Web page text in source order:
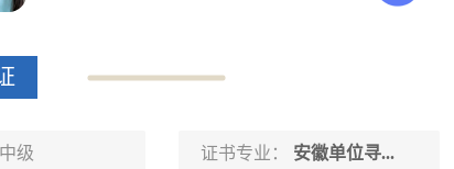
中级 证书专业： 安徽单位寻...